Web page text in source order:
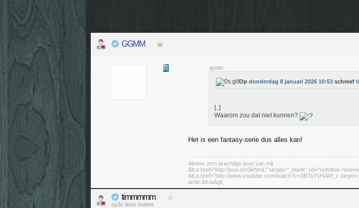
GGMM
quote:
Op donderdag 8 januari 2026 10:53 schreef
[..]
Waarom zou dat niet kunnen?
Het is een fantasy-serie dus alles kan!
Alweer zo'n prachtige post van mij.
&lt;a href="http://puu.sh/3kNmL" target="_blank" rel="nofollow
&lt;a href="http://www.youtube.com/watch?v=3BTsY1HAW_c
actie.&lt;/a&gt;
timmmmm
sp3c lives matter